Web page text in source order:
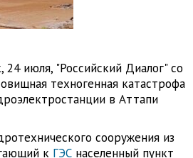
июля, "Российский Диалог" со
техногенная катастрофа
в Аттапи
сооружения из
к ГЭСнаселенный пункт